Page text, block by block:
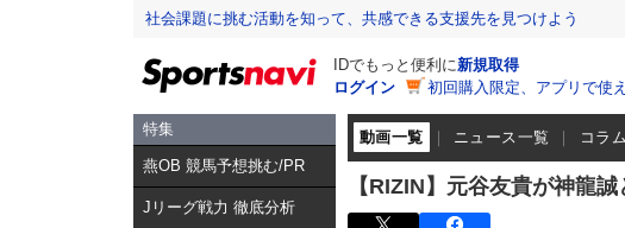
社会課題に挑む活動を知って、共感できる支援先を見つけよう
IDでもっと便利に新規取得
ログイン
初回購入限定、アプリで使
特集
燕OB 競馬予想挑む/PR
Jリーグ戦力 徹底分析
動画一覧 ニュース一覧 コラ
【RIZIN】元谷友貴が神龍